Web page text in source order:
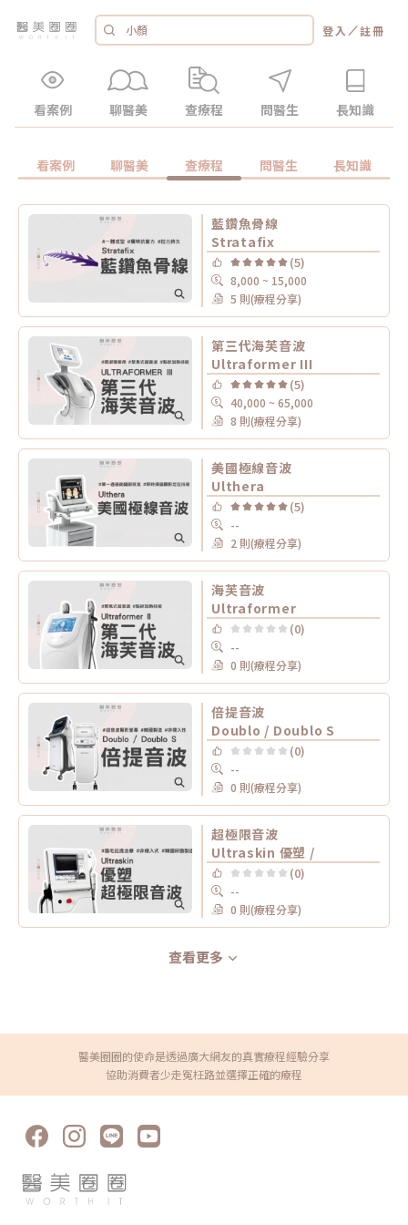
登入 ／註冊
看案例 聊醫美 查療程 問醫生 長知識
看案例 聊醫美 查療程 問醫生 長知識
藍鑽魚骨線
Stratafix
(5)
8,000 ~ 15,000
5 則(療程分享)
第三代海芙音波
Ultraformer III
(5)
40,000 ~ 65,000
8 則(療程分享)
美國極線音波
Ulthera
(5)
--
2 則(療程分享)
海芙音波
Ultraformer
(0)
--
0 則(療程分享)
倍提音波
Doublo / Doublo S
(0)
--
0 則(療程分享)
超極限音波
Ultraskin 優塑 /
(0)
--
0 則(療程分享)
查看更多
醫美圈圈的使命是透過廣大網友的真實療程經驗分享
協助消費者少走冤枉路並選擇正確的療程